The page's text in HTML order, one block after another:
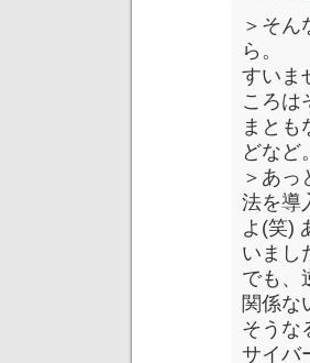
＞そん
ら。
すいま
ころは
まとも
どなど。
＞あっ
法を導
よ(笑)
いまし
でも、
関係な
そうな
サイバ